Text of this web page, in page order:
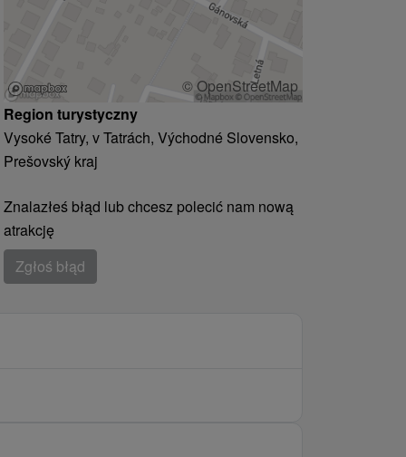
© OpenStreetMap
Region turystyczny
Vysoké Tatry, v Tatrách, Východné Slovensko,
Prešovský kraj
Znalazłeś błąd lub chcesz polecić nam nową
atrakcję
Zgłoś błąd